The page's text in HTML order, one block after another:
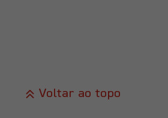
Voltar ao topo